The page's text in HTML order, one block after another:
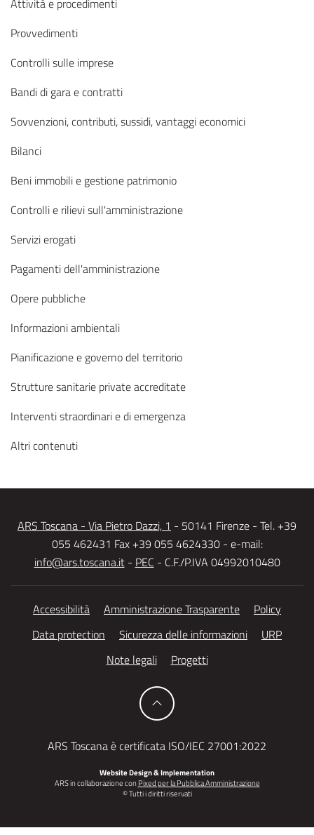
Attività e procedimenti
Provvedimenti
Controlli sulle imprese
Bandi di gara e contratti
Sovvenzioni, contributi, sussidi, vantaggi economici
Bilanci
Beni immobili e gestione patrimonio
Controlli e rilievi sull'amministrazione
Servizi erogati
Pagamenti dell'amministrazione
Opere pubbliche
Informazioni ambientali
Pianificazione e governo del territorio
Strutture sanitarie private accreditate
Interventi straordinari e di emergenza
Altri contenuti
ARS Toscana - Via Pietro Dazzi, 1 - 50141 Firenze - Tel. +39
055 462431 Fax +39 055 4624330 - e-mail:
info@ars.toscana.it- PEC - C.F./P.IVA 04992010480
Accessibilità Amministrazione Trasparente
Policy
Data protection
Sicurezza delle informazioni
URP
Note legali
Progetti
ARS Toscana è certificata ISO/IEC 27001:2022
Website Design & Implementation
ARS in collaborazione conPixed per la Pubblica Amministrazione
© Tutti i diritti riservati